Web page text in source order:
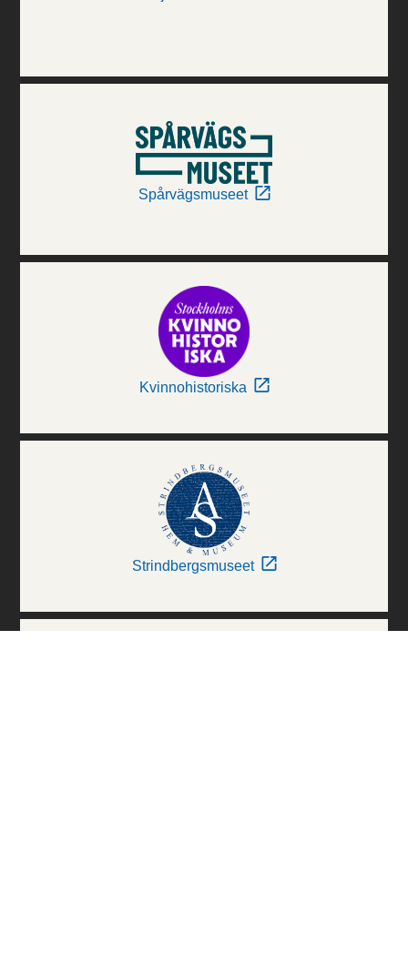
Spårvägsmuseet
Kvinnohistoriska
Strindbergsmuseet